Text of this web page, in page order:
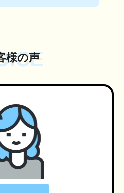
様の声